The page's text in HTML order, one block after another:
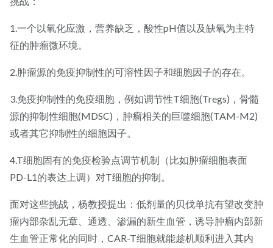
1.一个以氧化应激，营养缺乏，酸性pH值以及缺氧为主特
征的肿瘤微环境。
2.肿瘤源的免疫抑制性的可溶性因子和细胞因子的存在。
3.免疫抑制性的免疫细胞，例如调节性T细胞(Tregs)，骨髓
源的抑制性细胞(MDSC)，肿瘤相关的巨噬细胞(TAM-M2)
或者其它抑制性的细胞因子。
4.T细胞固有的免疫检验点调节机制（比如肿瘤细胞表面
PD-L1的表达上调）对T细胞的抑制。
面对这些挑战，杨教授提出：低剂量的贝伐单抗有望改变肿
瘤内部杂乱无章、通透、渗漏的新生血管，诱导肿瘤内部新
生血管正常化的同时，CAR-T细胞就能趁机顺利进入其内